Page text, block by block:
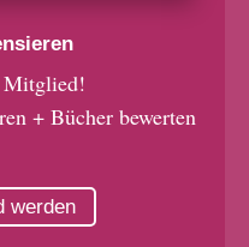
Mitglied!
+ Bücher bewerten
werden